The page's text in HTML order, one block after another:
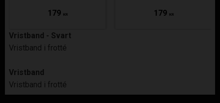
179 KR 179 KR
Vristband - Svart
Vristband i frotté
Vristband
Vristband i frotté